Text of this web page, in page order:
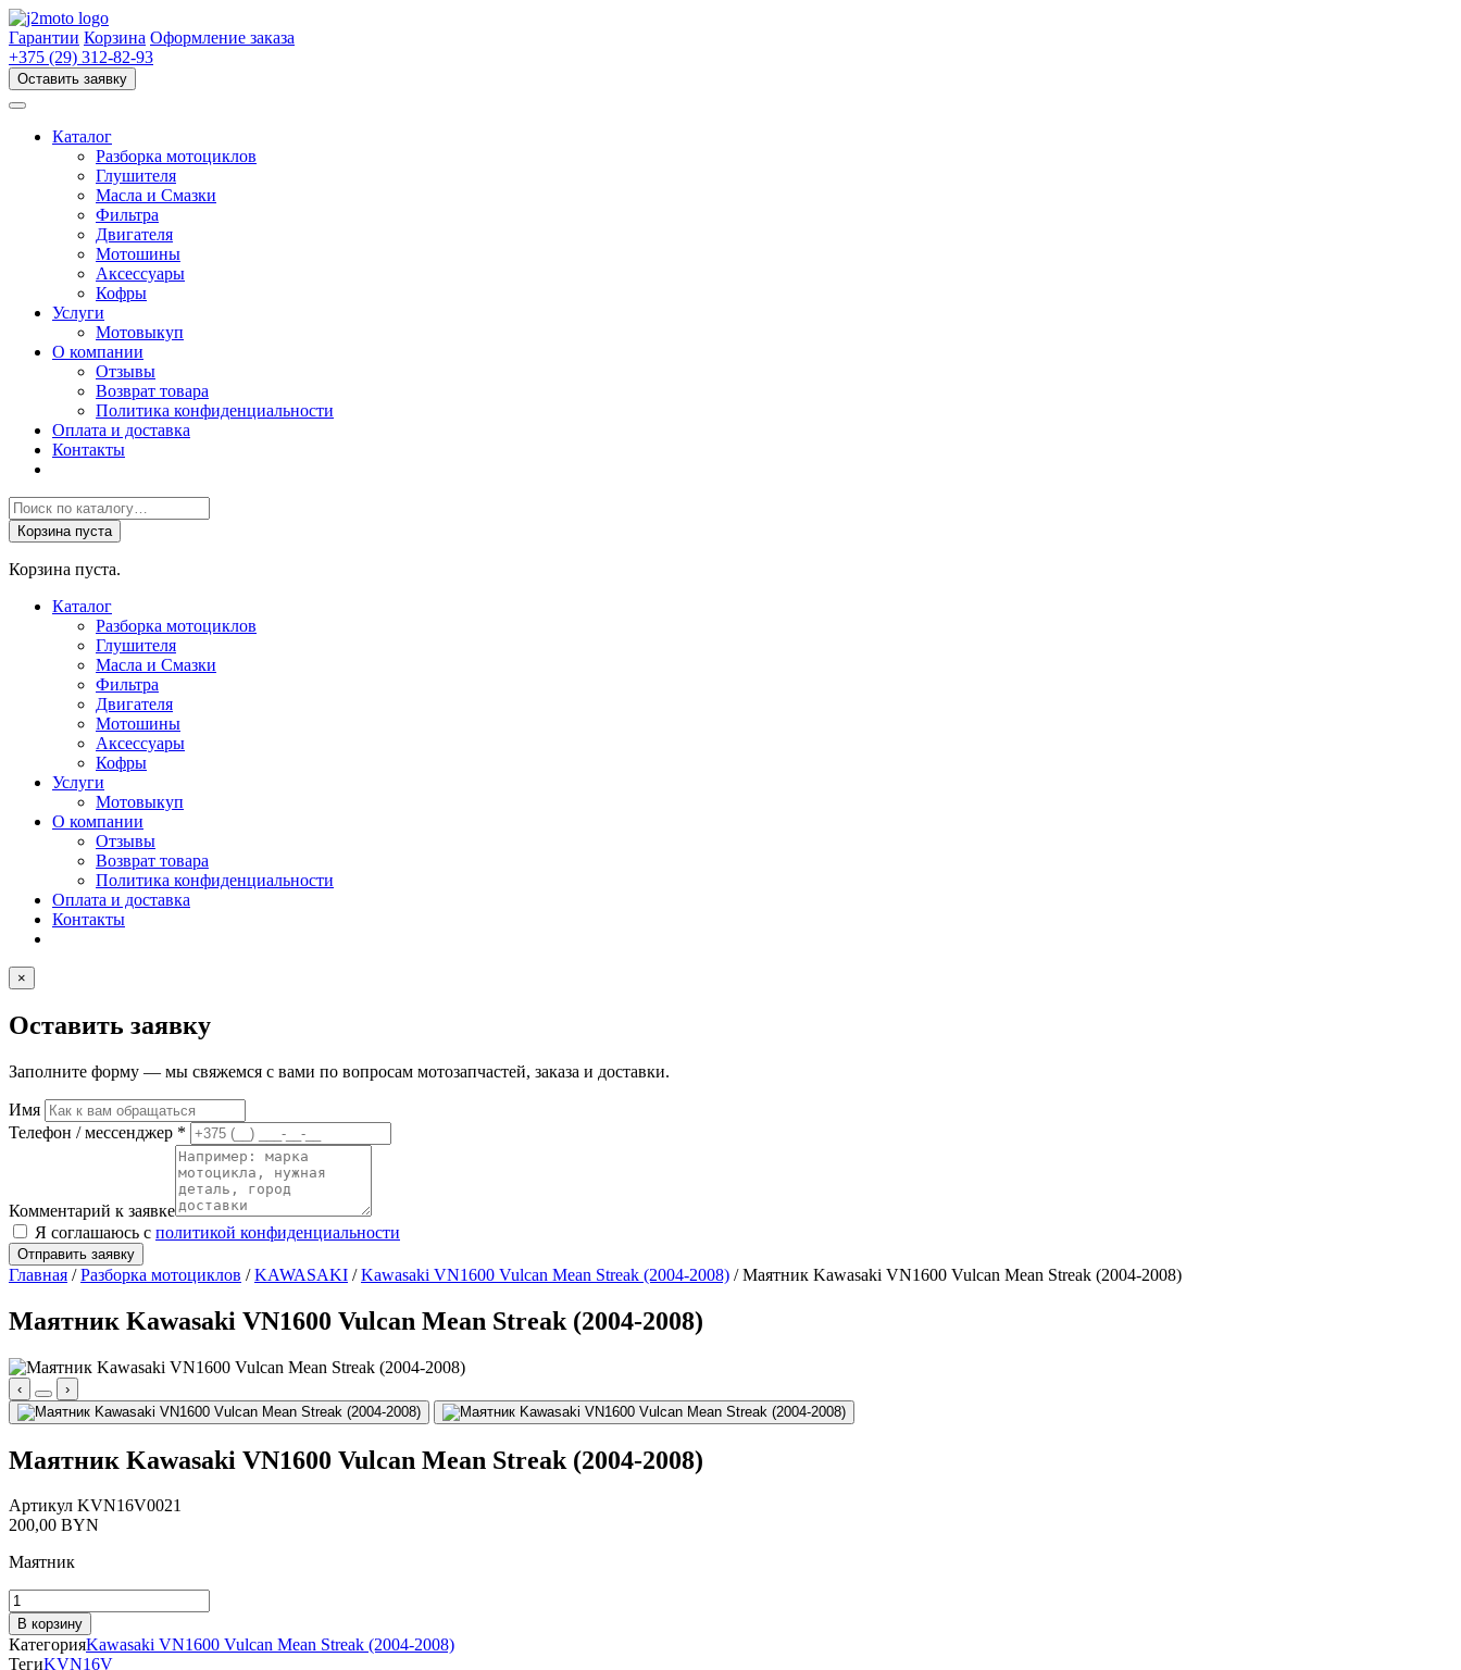
Перейти
к
содержимому
Гарантии Корзина Оформление заказа
+375 (29) 312-82-93
Оставить заявку
Каталог
Разборка мотоциклов
Глушителя
Масла и Смазки
Фильтра
Двигателя
Мотошины
Аксессуары
Кофры
Услуги
Мотовыкуп
О компании
Отзывы
Возврат товара
Политика конфиденциальности
Оплата и доставка
Контакты
Поиск
товаров
Корзина пуста
Корзина пуста.
Каталог
Разборка мотоциклов
Глушителя
Масла и Смазки
Фильтра
Двигателя
Мотошины
Аксессуары
Кофры
Услуги
Мотовыкуп
О компании
Отзывы
Возврат товара
Политика конфиденциальности
Оплата и доставка
Контакты
×
Оставить заявку
Заполните форму — мы свяжемся с вами по вопросам мотозапчастей, заказа и доставки.
Имя
Телефон / мессенджер *
Комментарий к заявке
Я соглашаюсь с политикой конфиденциальности
Отправить заявку
Главная /Разборка мотоциклов /KAWASAKI /Kawasaki VN1600 Vulcan Mean Streak (2004-2008) / Маятник Kawasaki VN1600 Vulcan Mean Streak (2004-2008)
Маятник Kawasaki VN1600 Vulcan Mean Streak (2004-2008)
‹ ›
Маятник Kawasaki VN1600 Vulcan Mean Streak (2004-2008)
Артикул KVN16V0021
200,00 BYN
Маятник
Количество
товара
Маятник
Kawasaki
В корзину
КатегорияKawasaki VN1600 Vulcan Mean Streak (2004-2008)
ТегиKVN16V